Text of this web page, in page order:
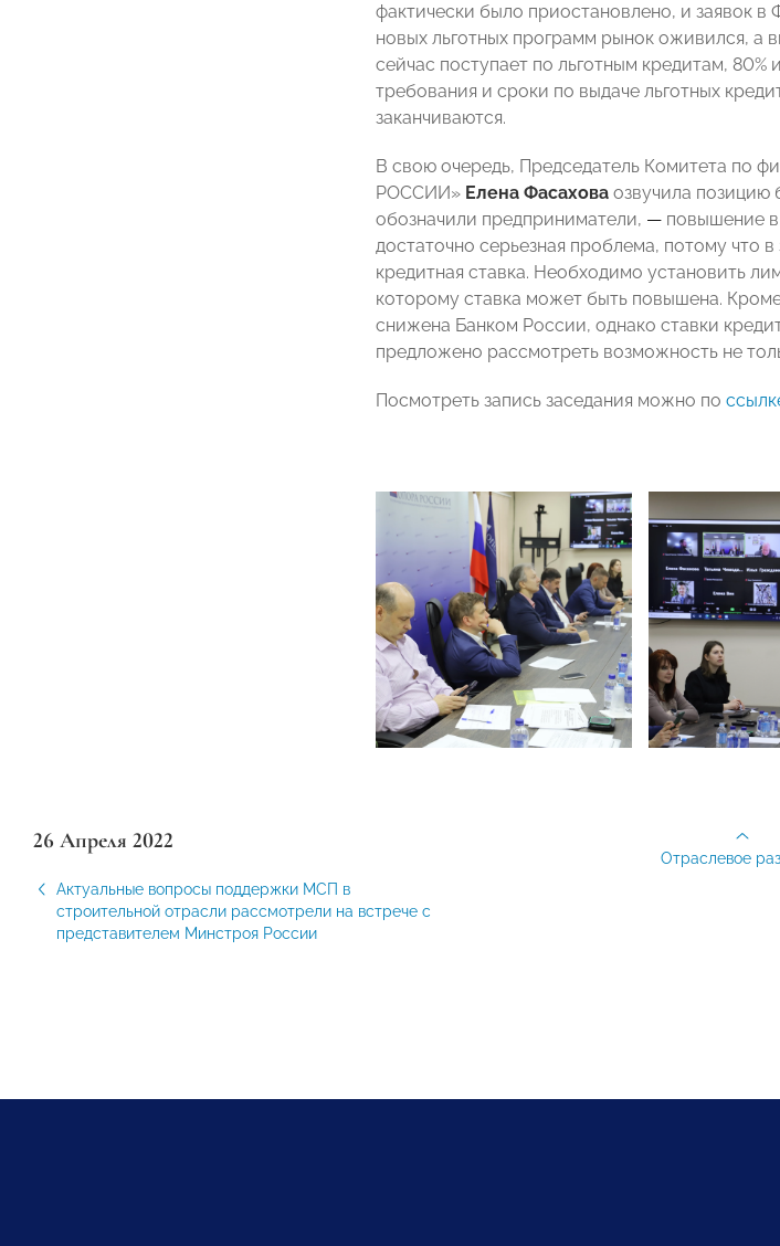
фактически было приостановлено, и заявок
новых льготных программ рынок оживился, а
сейчас поступает по льготным кредитам, 80%
требования и сроки по выдаче льготных
заканчиваются.
В свою очередь, Председатель Комитета по
РОССИИ» Елена Фасахова озвучила позицию
обозначили предприниматели, — повышение в
достаточно серьезная проблема, потому что
кредитная ставка. Необходимо установить
которому ставка может быть повышена.
снижена Банком России, однако ставки
предложено рассмотреть возможность не
Посмотреть запись заседания можно по
26 Апреля 2022
Актуальные вопросы поддержки МСП в
строительной отрасли рассмотрели на встрече с
представителем Минстроя России
Отраслевое